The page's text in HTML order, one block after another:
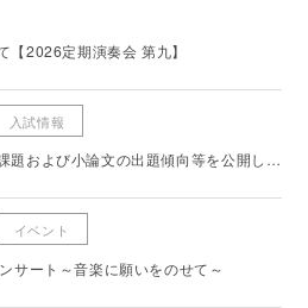
【2026定期演奏会 第九】
入試情報
題および小論文の出題傾向等を公開しま
イベント
サート～音楽に願いをのせて～